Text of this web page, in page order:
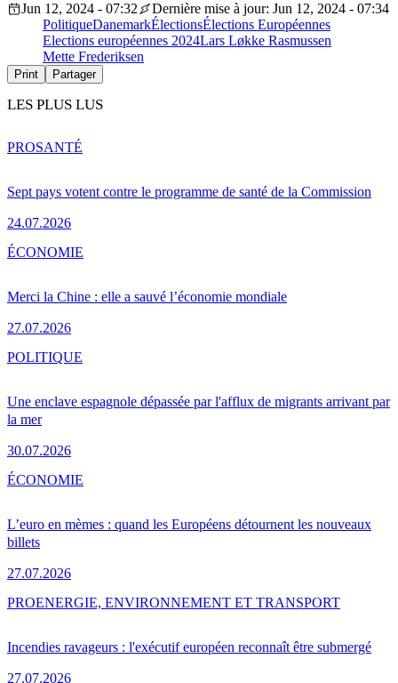
Jun 12, 2024 - 07:32
Dernière mise à jour: Jun 12, 2024 - 07:34
PolitiqueDanemarkÉlectionsÉlections Européennes
Elections européennes 2024Lars Løkke Rasmussen
Mette Frederiksen
Print Partager
LES PLUS LUS
Sept pays votent contre le programme de santé de la Commission
24.07.2026
PROSANTÉ
Merci la Chine : elle a sauvé l’économie mondiale
27.07.2026
ÉCONOMIE
Une enclave espagnole dépassée par l'afflux de migrants arrivant par
la mer
30.07.2026
POLITIQUE
L’euro en mèmes : quand les Européens détournent les nouveaux
billets
27.07.2026
ÉCONOMIE
Incendies ravageurs : l'exécutif européen reconnaît être submergé
27.07.2026
PROENERGIE, ENVIRONNEMENT ET TRANSPORT